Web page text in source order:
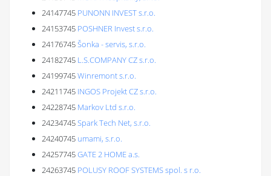
24147745 PUNONN INVEST s.r.o.
24153745 POSHNER Invest s.r.o.
24176745Šonka - servis, s.r.o.
24182745 L.S.COMPANY CZ s.r.o.
24199745Winremont s.r.o.
24211745 INGOS Projekt CZ s.r.o.
24228745 Markov Ltd s.r.o.
24234745Spark Tech Net, s.r.o.
24240745 umami, s.r.o.
24257745GATE 2 HOME a.s.
24263745 POLUSY ROOF SYSTEMS spol. s r.o.